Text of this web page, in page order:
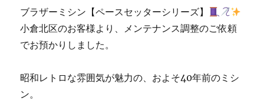
販
売
「ミ
ブラザーミシン【ペースセッターシリーズ】
小倉北区のお客様より、メンテナンス調整のご依頼
でお預かりしました。
昭和レトロな雰囲気が魅力の、およそ40年前のミシ
ン。